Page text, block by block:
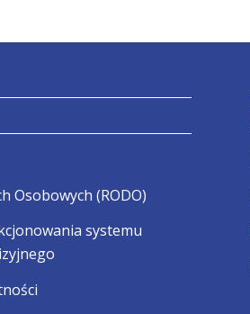
Osobowych (RODO)
systemu